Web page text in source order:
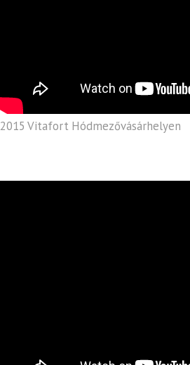
2015 Vitafort Hódmezővásárhelyen